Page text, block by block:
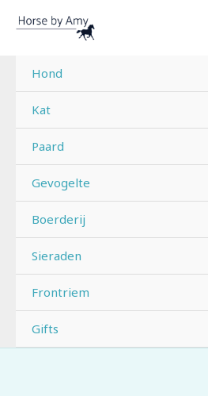
naar
inhoudHond
Kat
Paard
Gevogelte
Boerderij
Sieraden
Frontriem
Gifts